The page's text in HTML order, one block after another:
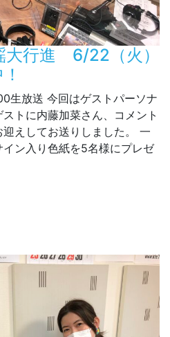
大行進 6/22（火）
生放送 今回はゲストパーソナ
トに内藤加菜さん、コメント
えしてお送りしました。 一
ン入り色紙を5名様にプレゼ